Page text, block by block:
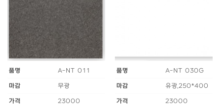
품명 A-NT 011
마감 무광
가격 23000
품명 A-NT 030G
마감 유광,250*400
가격 23000